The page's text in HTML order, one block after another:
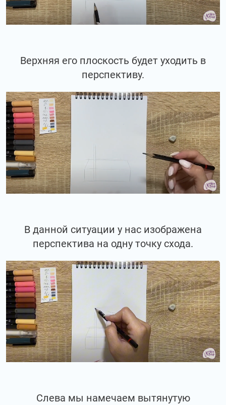
Верхняя его плоскость будет уходить в
перспективу.
В данной ситуации у нас изображена
перспектива на одну точку схода.
Слева мы намечаем вытянутую